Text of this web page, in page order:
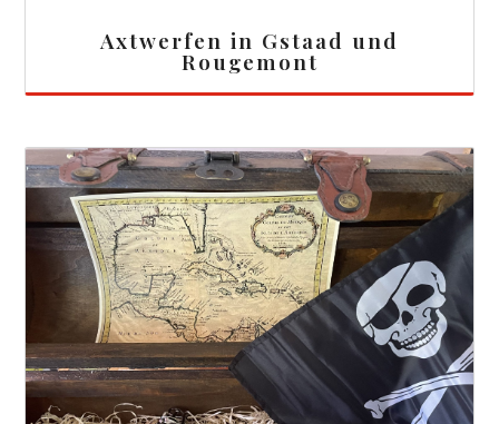
Axtwerfen in Gstaad und
Rougemont